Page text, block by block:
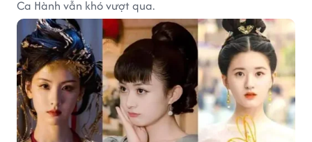
Ca Hành vẫn khó vượt qua.